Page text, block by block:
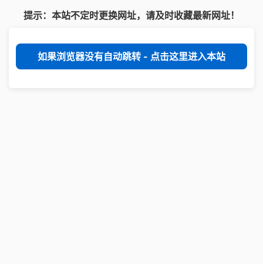
提示：本站不定时更换网址，请及时收藏最新网址！
如果浏览器没有自动跳转 - 点击这里进入本站